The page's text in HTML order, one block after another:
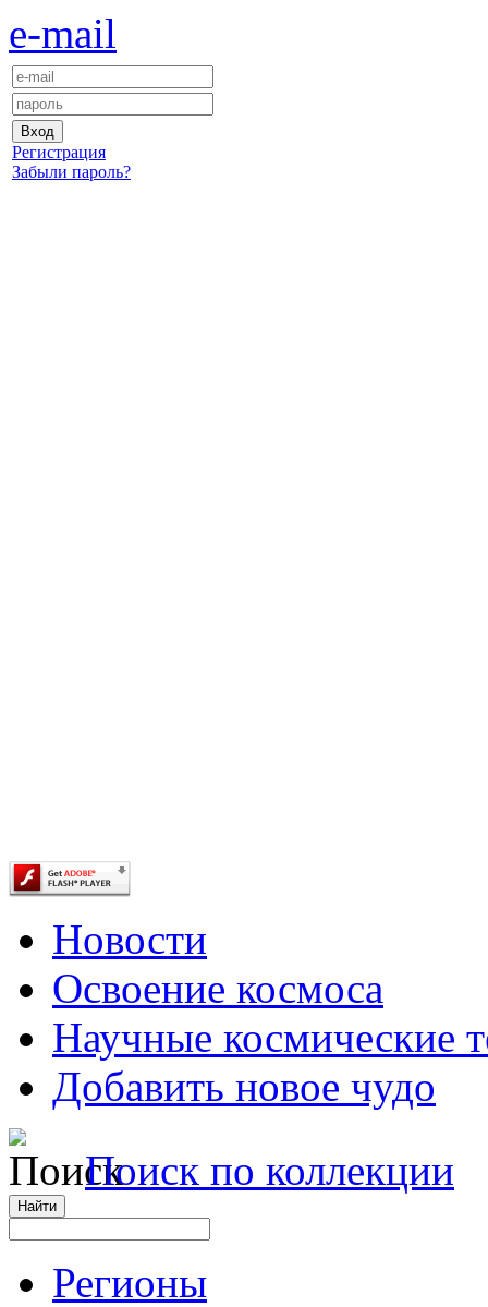
e-mail
Регистрация
Забыли пароль?
Новости
Освоение космоса
Научные космические
Добавить новое чудо
Поиск по коллекции
Регионы